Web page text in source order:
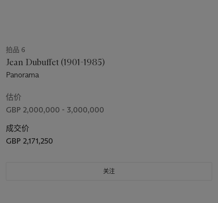
拍品 6
Jean Dubuffet (1901-1985)
Panorama
估价
GBP 2,000,000 - 3,000,000
成交价
GBP 2,171,250
关注